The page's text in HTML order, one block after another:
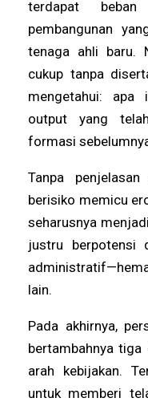
terdapat
pembangunan
tenaga ahli baru.
cukup tanpa
mengetahui: apa
output yang
formasi
Tanpa
berisiko memicu
seharusnya
justru berpotensi
lain.
Pada akhirnya,
bertambahnya
arah kebijakan.
untuk memberi